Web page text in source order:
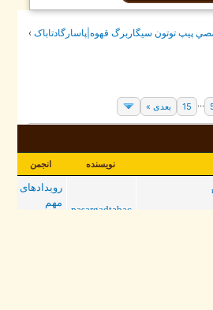
توتون سيگاربرگ قهوه|پاسارگادتاباک›
بعدی »
نویسنده پاسخ‌ها
pasargadtabac
رویدادهای